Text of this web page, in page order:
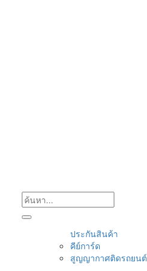
ประกันสินค้า
คีย์การ์ด
สูญญากาศติดรถยนต์